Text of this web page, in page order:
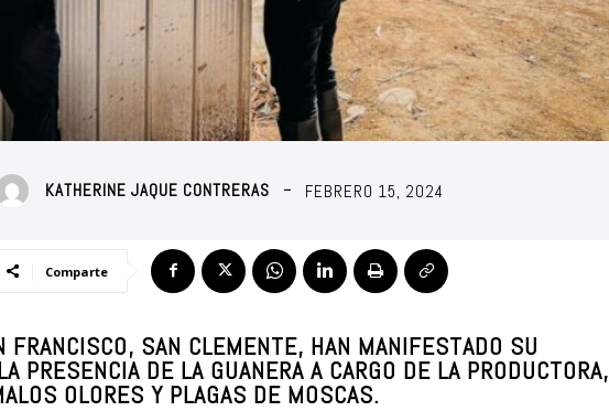
KATHERINE JAQUE CONTRERAS FEBRERO 15, 2024
Comparte
FRANCISCO, SAN CLEMENTE, HAN MANIFESTADO SU
PRESENCIA DE LA GUANERA A CARGO DE LA PRODUCTORA,
OLORES Y PLAGAS DE MOSCAS.